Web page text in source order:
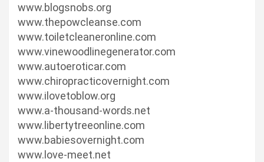
www.blogsnobs.org
www.thepowcleanse.com
www.toiletcleaneronline.com
www.vinewoodlinegenerator.com
www.autoeroticar.com
www.chiropracticovernight.com
www.ilovetoblow.org
www.a-thousand-words.net
www.libertytreeonline.com
www.babiesovernight.com
www.love-meet.net